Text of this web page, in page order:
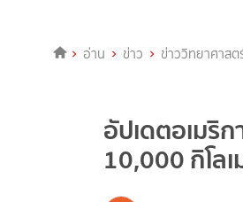
อ่าน ข่าว ข่าววิทยาศาสต
อัปเดตอเมริ
10,000 กิโล